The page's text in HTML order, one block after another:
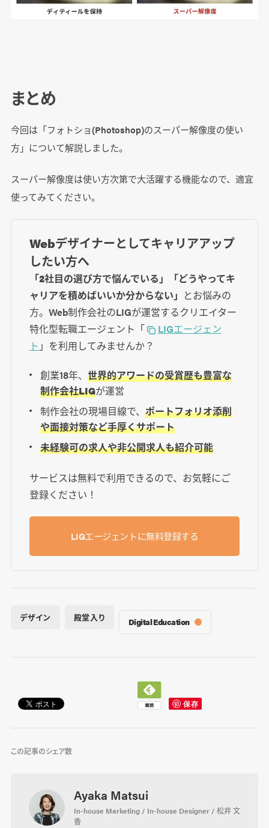
まとめ
今回は「フォトショ(Photoshop)のスーパー解像度の使い
方」について解説しました。
スーパー解像度は使い方次第で大活躍する機能なので、適宜
使ってみてください。
Webデザイナーとしてキャリアアップ
したい方へ
「2社目の選び方で悩んでいる」「どうやってキ
ャリアを積めばいいか分からない」 とお悩みの
方。Web制作会社のLIGが運営するクリエイター
特化型転職エージェント「
LIGエージェン
ト 」を利用してみませんか？
創業18年、 世界的アワードの受賞歴も豊富な
制作会社LIGが運営
制作会社の現場目線で、 ポートフォリオ添削
や面接対策など手厚くサポート
未経験可の求人や非公開求人も紹介可能
サービスは無料で利用できるので、お気軽にご
登録ください！
LIGエージェントに無料登録する
デザイン 殿堂入り Digital Education
この記事のシェア数
Ayaka Matsui
In-house Marketing / In-house Designer / 松井 文
香